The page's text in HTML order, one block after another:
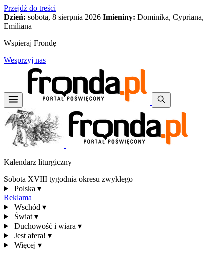
Przejdź do treści
Dzień: sobota, 8 sierpnia 2026 Imieniny: Dominika, Cypriana,
Emiliana
Wspieraj Frondę
Wesprzyj nas
Kalendarz liturgiczny
Sobota XVIII tygodnia okresu zwykłego
Polska ▾
Reklama
Wschód ▾
Świat ▾
Duchowość i wiara ▾
Jest afera! ▾
Więcej ▾